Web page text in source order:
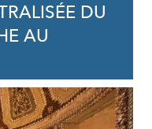
DU
AU